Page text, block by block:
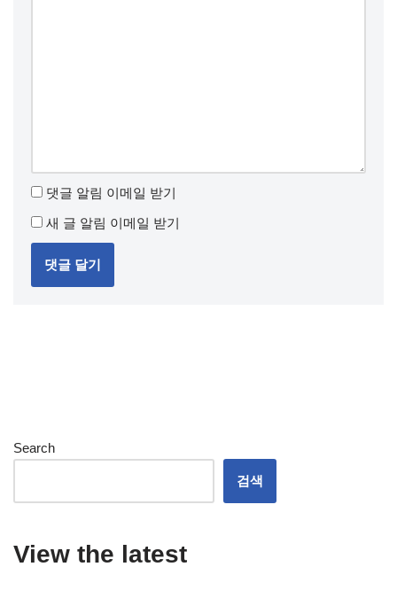
댓글 알림 이메일 받기
새 글 알림 이메일 받기
Search
검색
View the latest